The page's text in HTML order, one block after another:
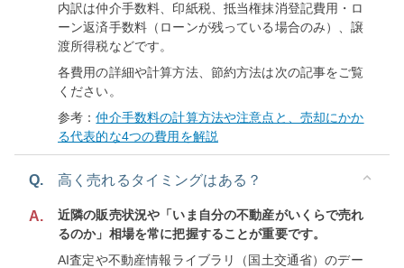
内訳は仲介手数料、印紙税、抵当権抹消登記費用・ロ
ーン返済手数料（ローンが残っている場合のみ）、譲
渡所得税などです。
各費用の詳細や計算方法、節約方法は次の記事をご覧
ください。
参考：仲介手数料の計算方法や注意点と、売却にかか
る代表的な4つの費用を解説
Q. 高く売れるタイミングはある？
A.
近隣の販売状況や「いま自分の不動産がいくらで売れ
るのか」相場を常に把握することが重要です。
AI査定や不動産情報ライブラリ（国土交通省）のデー